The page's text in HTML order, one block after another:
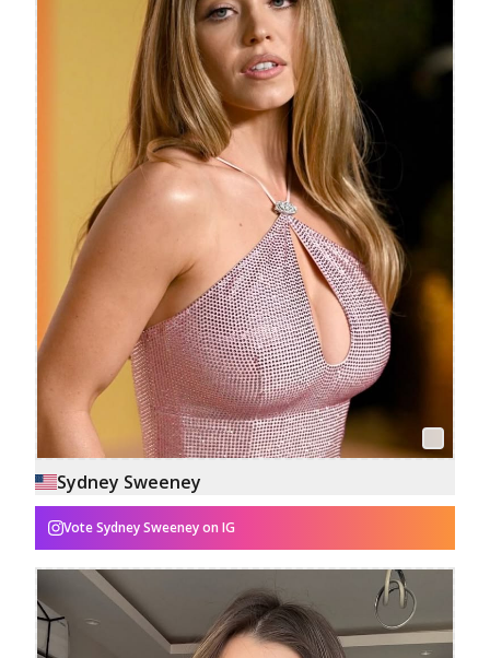
Sydney Sweeney
VoteSydney Sweeneyon IG